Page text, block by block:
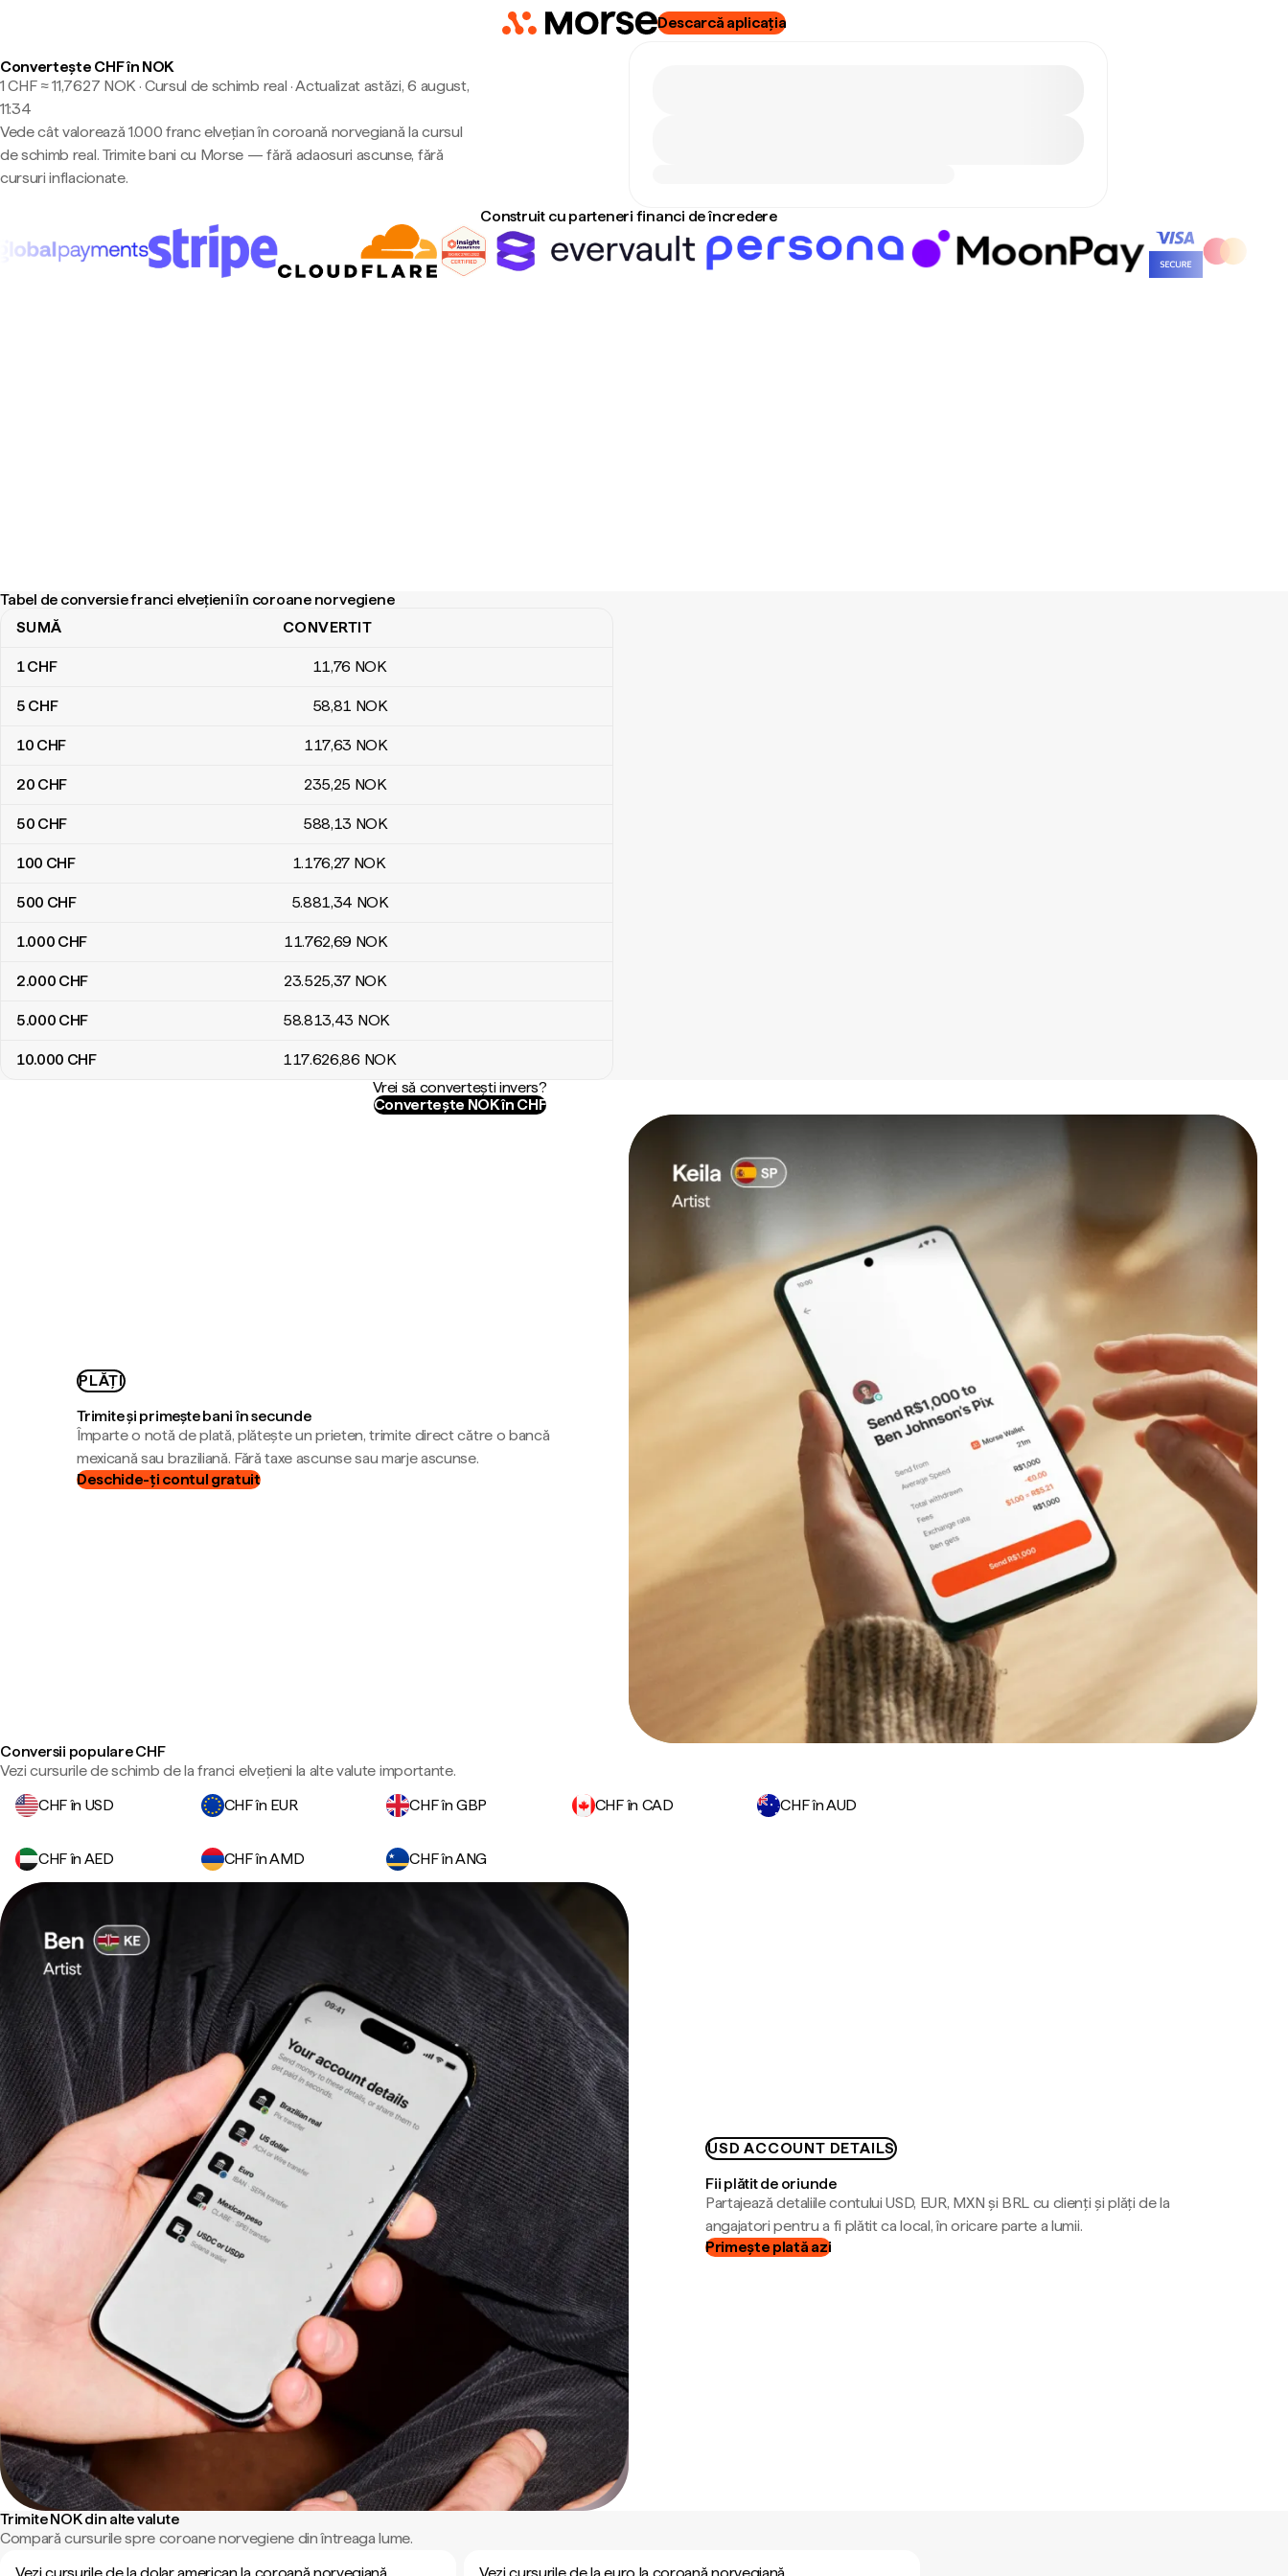
Descarcă aplicația
Convertește CHF în NOK
1 CHF ≈ 11,7627 NOK · Cursul de schimb real ·Actualizat astăzi, 6 august,
11:34
Vede cât valorează 1.000 franc elvețian în coroană norvegiană la cursul
de schimb real. Trimite bani cu Morse — fără adaosuri ascunse, fără
cursuri inflacionate.
Construit cu parteneri financi de încredere
Tabel de conversie franci elvețieni în coroane norvegiene
Tabel de conversie franci elvețieni în coroane norvegiene
SUMĂ CONVERTIT
1CHF 11,76 NOK
5 CHF 58,81 NOK
10 CHF 117,63 NOK
20 CHF 235,25 NOK
50 CHF 588,13 NOK
100 CHF 1.176,27 NOK
500 CHF 5.881,34 NOK
1.000 CHF 11.762,69 NOK
2.000 CHF 23.525,37 NOK
5.000 CHF 58.813,43 NOK
10.000 CHF 117.626,86 NOK
Vrei să convertești invers?
Convertește NOK în CHF
PLĂȚI
Trimite și primește bani în secunde
Împarte o notă de plată, plătește un prieten, trimite direct către o bancă
mexicană sau braziliană. Fără taxe ascunse sau marje ascunse.
Deschide-ți contul gratuit
Conversii populare CHF
Vezi cursurile de schimb de la franci elvețieni la alte valute importante.
CHF în USD
CHF în EUR CHF în GBP CHF în CAD CHF în AUD
CHF în AED CHF în AMD CHF în ANG
USD ACCOUNT DETAILS
Fii plătit de oriunde
Partajează detaliile contului USD, EUR, MXN și BRL cu clienți și plăți de la
angajatori pentru a fi plătit ca local, în oricare parte a lumii.
Primește plată azi
Trimite NOK din alte valute
Compară cursurile spre coroane norvegiene din întreaga lume.